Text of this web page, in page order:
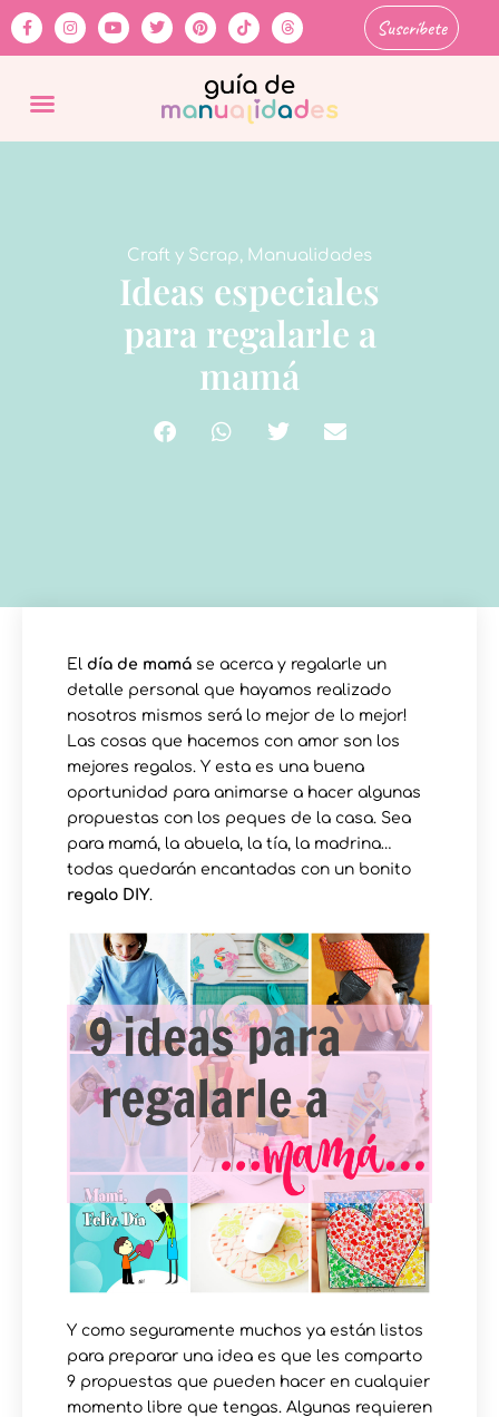
Suscríbete
Craft y Scrap, Manualidades
Ideas especiales
para regalarle a
mamá
El día de mamá se acerca y regalarle un
detalle personal que hayamos realizado
nosotros mismos será lo mejor de lo mejor!
Las cosas que hacemos con amor son los
mejores regalos. Y esta es una buena
oportunidad para animarse a hacer algunas
propuestas con los peques de la casa. Sea
para mamá, la abuela, la tía, la madrina…
todas quedarán encantadas con un bonito
regalo DIY.
Y como seguramente muchos ya están listos
para preparar una idea es que les comparto
9 propuestas que pueden hacer en cualquier
momento libre que tengas. Algunas requieren